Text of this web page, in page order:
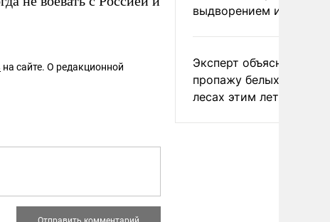
на сайте. О редакционной
выдворением из
Эксперт объяснил
пропажу белых грибов
лесах этим летом